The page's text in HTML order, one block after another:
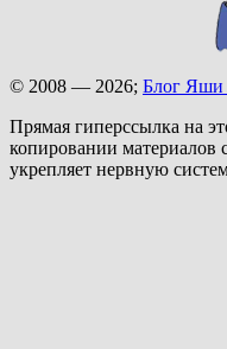
© 2008 — 2026; Блог Яши
Прямая гиперссылка на
копировании материалов
укрепляет нервную